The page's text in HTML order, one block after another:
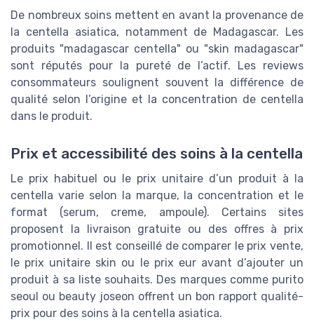
De nombreux soins mettent en avant la provenance de
la centella asiatica, notamment de Madagascar. Les
produits "madagascar centella" ou "skin madagascar"
sont réputés pour la pureté de l’actif. Les reviews
consommateurs soulignent souvent la différence de
qualité selon l’origine et la concentration de centella
dans le produit.
Prix et accessibilité des soins à la centella
Le prix habituel ou le prix unitaire d’un produit à la
centella varie selon la marque, la concentration et le
format (serum, creme, ampoule). Certains sites
proposent la livraison gratuite ou des offres à prix
promotionnel. Il est conseillé de comparer le prix vente,
le prix unitaire skin ou le prix eur avant d’ajouter un
produit à sa liste souhaits. Des marques comme purito
seoul ou beauty joseon offrent un bon rapport qualité-
prix pour des soins à la centella asiatica.